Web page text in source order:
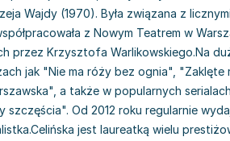
Wajdy (1970). Była związana z
z Nowym Teatrem w
przez Krzysztofa Warlikowskiego.Na
jak "Nie ma róży bez ognia", "Zaklęte
a także w popularnych
Od 2012 roku regularnie
jest laureatką wielu